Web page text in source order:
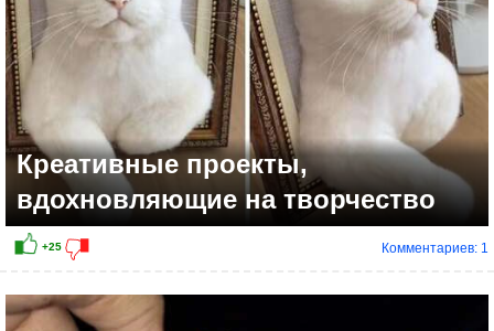
Креативные проекты,
вдохновляющие на творчество
Комментариев: 1